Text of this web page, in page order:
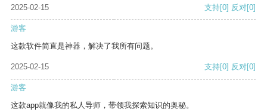
2025-02-15
支持[0] 反对[0]
游客
这款软件简直是神器，解决了我所有问题。
2025-02-15 支持[0] 反对[0]
游客
这款app就像我的私人导师，带领我探索知识的奥秘。